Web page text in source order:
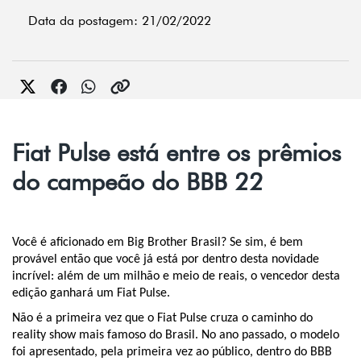
Data da postagem: 21/02/2022
Fiat Pulse está entre os prêmios
do campeão do BBB 22
Você é aficionado em Big Brother Brasil? Se sim, é bem
provável então que você já está por dentro desta novidade
incrível: além de um milhão e meio de reais, o vencedor desta
edição ganhará um Fiat Pulse.
Não é a primeira vez que o Fiat Pulse cruza o caminho do
reality show mais famoso do Brasil. No ano passado, o modelo
foi apresentado, pela primeira vez ao público, dentro do BBB